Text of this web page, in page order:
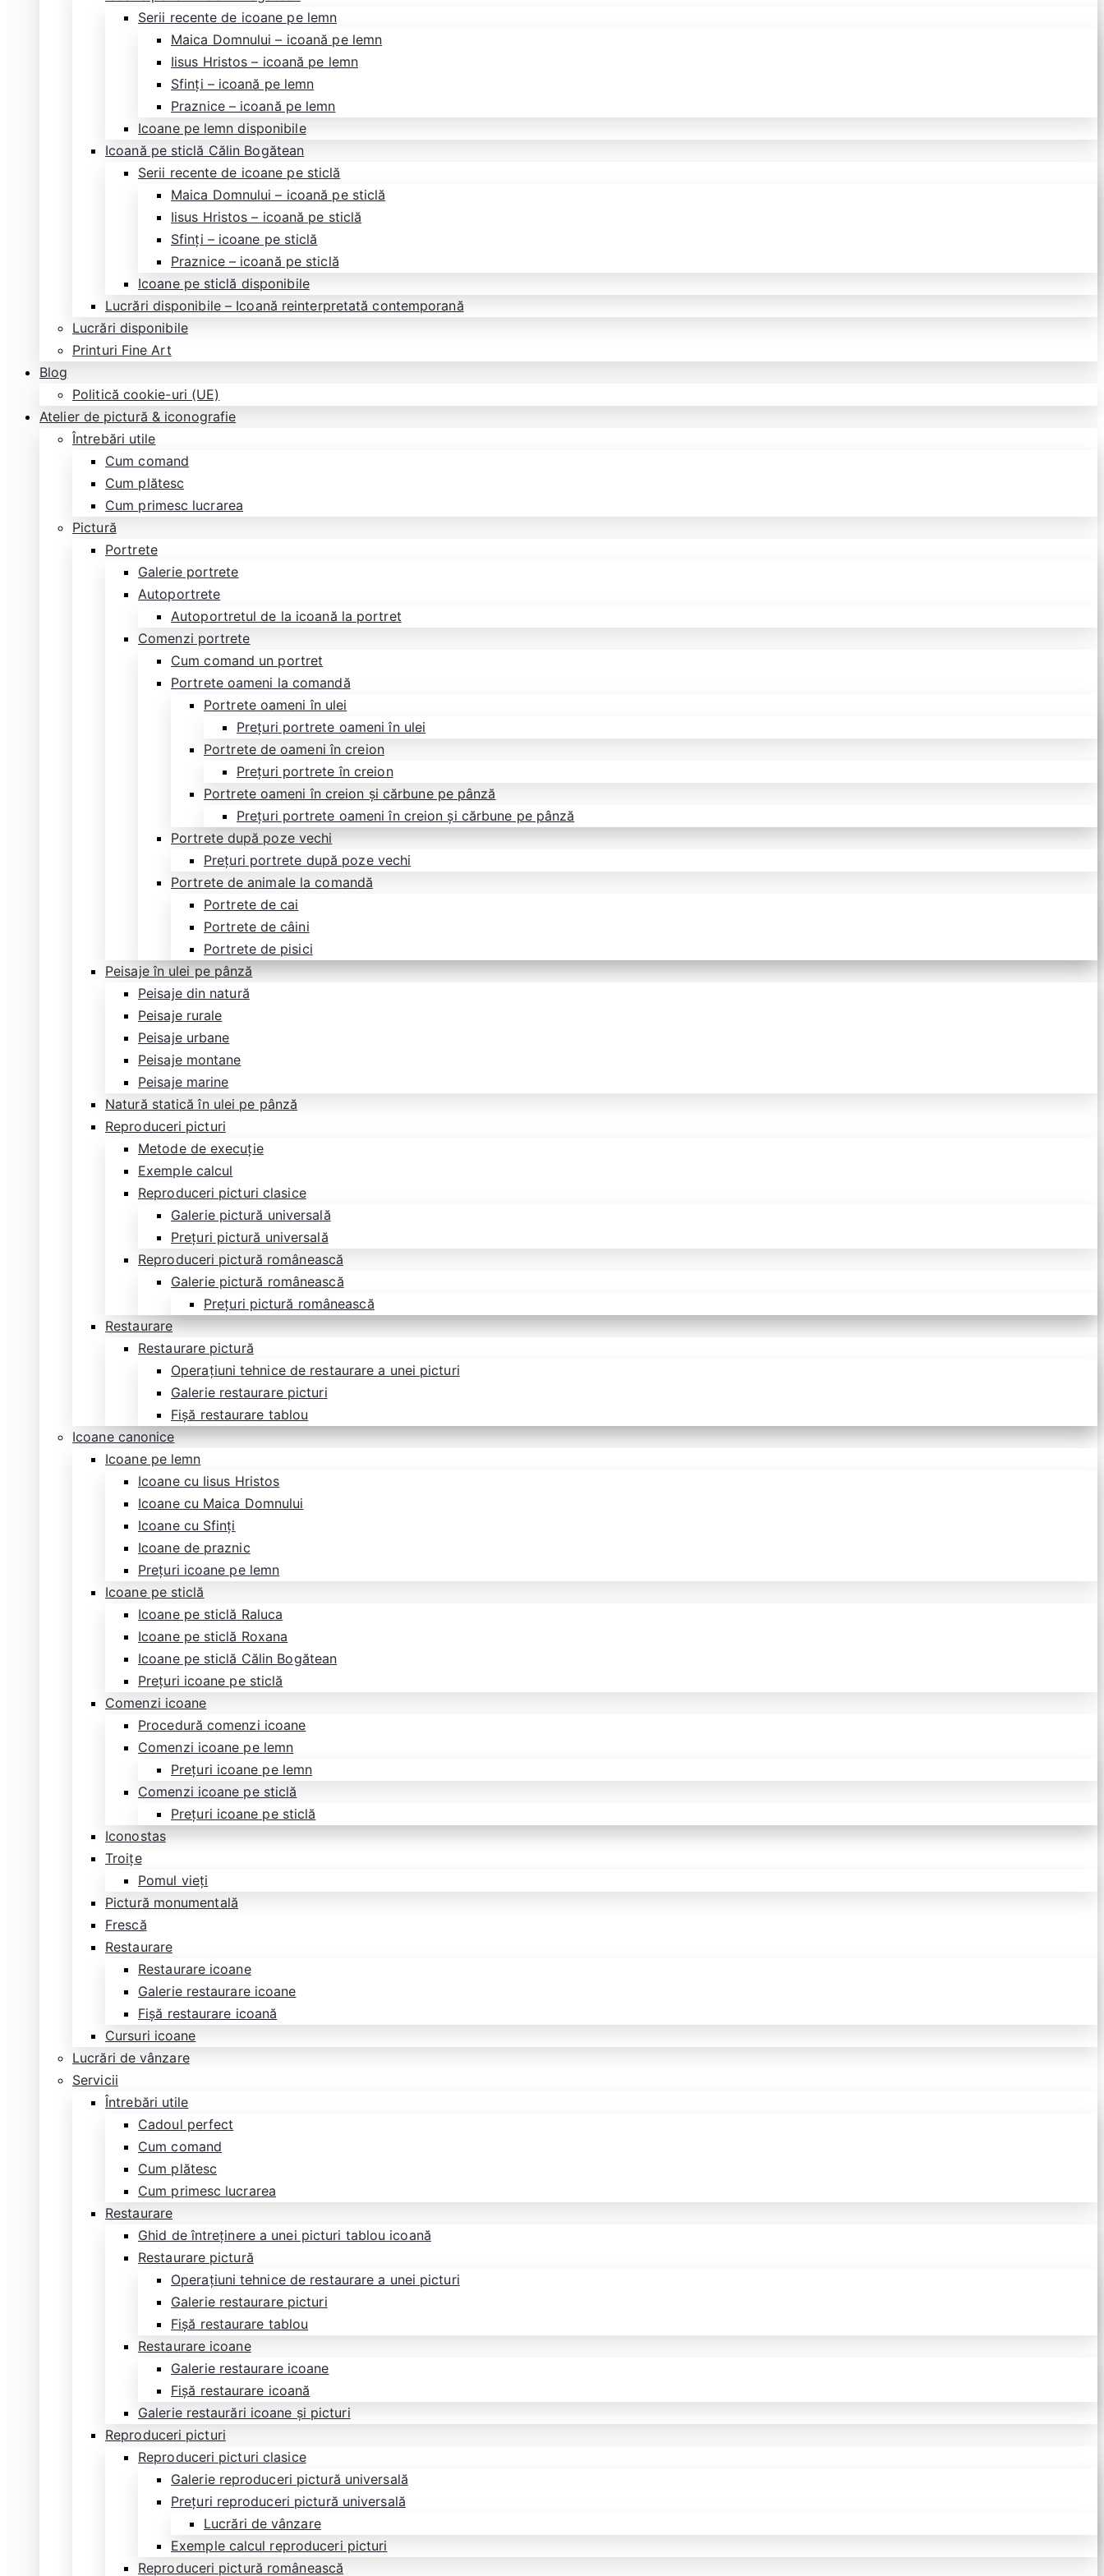
Serii recente de icoane pe lemn
Maica Domnului – icoană pe lemn
Iisus Hristos – icoană pe lemn
Sfinți – icoană pe lemn
Praznice – icoană pe lemn
Icoane pe lemn disponibile
Icoană pe sticlă Călin Bogătean
Serii recente de icoane pe sticlă
Maica Domnului – icoană pe sticlă
Iisus Hristos – icoană pe sticlă
Sfinți – icoane pe sticlă
Praznice – icoană pe sticlă
Icoane pe sticlă disponibile
Lucrări disponibile – Icoană reinterpretată contemporană
Lucrări disponibile
Printuri Fine Art
Blog
Politică cookie-uri (UE)
Atelier de pictură & iconografie
Întrebări utile
Cum comand
Cum plătesc
Cum primesc lucrarea
Pictură
Portrete
Galerie portrete
Autoportrete
Autoportretul de la icoană la portret
Comenzi portrete
Cum comand un portret
Portrete oameni la comandă
Portrete oameni în ulei
Prețuri portrete oameni în ulei
Portrete de oameni în creion
Prețuri portrete în creion
Portrete oameni în creion și cărbune pe pânză
Prețuri portrete oameni în creion și cărbune pe pânză
Portrete după poze vechi
Prețuri portrete după poze vechi
Portrete de animale la comandă
Portrete de cai
Portrete de câini
Portrete de pisici
Peisaje în ulei pe pânză
Peisaje din natură
Peisaje rurale
Peisaje urbane
Peisaje montane
Peisaje marine
Natură statică în ulei pe pânză
Reproduceri picturi
Metode de execuție
Exemple calcul
Reproduceri picturi clasice
Galerie pictură universală
Prețuri pictură universală
Reproduceri pictură românească
Galerie pictură românească
Prețuri pictură românească
Restaurare
Restaurare pictură
Operațiuni tehnice de restaurare a unei picturi
Galerie restaurare picturi
Fișă restaurare tablou
Icoane canonice
Icoane pe lemn
Icoane cu Iisus Hristos
Icoane cu Maica Domnului
Icoane cu Sfinți
Icoane de praznic
Prețuri icoane pe lemn
Icoane pe sticlă
Icoane pe sticlă Raluca
Icoane pe sticlă Roxana
Icoane pe sticlă Călin Bogătean
Prețuri icoane pe sticlă
Comenzi icoane
Procedură comenzi icoane
Comenzi icoane pe lemn
Prețuri icoane pe lemn
Comenzi icoane pe sticlă
Prețuri icoane pe sticlă
Iconostas
Troițe
Pomul vieți
Pictură monumentală
Frescă
Restaurare
Restaurare icoane
Galerie restaurare icoane
Fișă restaurare icoană
Cursuri icoane
Lucrări de vânzare
Servicii
Întrebări utile
Cadoul perfect
Cum comand
Cum plătesc
Cum primesc lucrarea
Restaurare
Ghid de întreținere a unei picturi tablou icoană
Restaurare pictură
Operațiuni tehnice de restaurare a unei picturi
Galerie restaurare picturi
Fișă restaurare tablou
Restaurare icoane
Galerie restaurare icoane
Fișă restaurare icoană
Galerie restaurări icoane și picturi
Reproduceri picturi
Reproduceri picturi clasice
Galerie reproduceri pictură universală
Prețuri reproduceri pictură universală
Lucrări de vânzare
Exemple calcul reproduceri picturi
Reproduceri pictură românească